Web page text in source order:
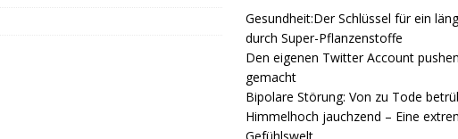
Gesundheit:Der Schlüssel für ein
durch Super-Pflanzenstoffe
Den eigenen Twitter Account
gemacht
Bipolare Störung: Von zu Tode
Himmelhoch jauchzend – Eine